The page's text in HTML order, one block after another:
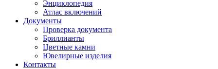
Энциклопедия
Атлас включений
Документы
Проверка документа
Бриллианты
Цветные камни
Ювелирные изделия
Контакты